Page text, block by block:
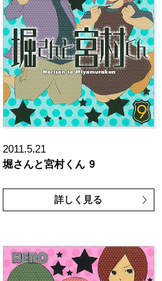
2011.5.21
堀さんと宮村くん 9
詳しく見る